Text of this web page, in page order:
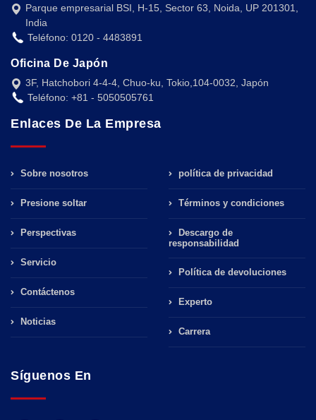
Parque empresarial BSI, H-15, Sector 63, Noida, UP 201301,
India
Teléfono: 0120 - 4483891
Oficina De Japón
3F, Hatchobori 4-4-4, Chuo-ku, Tokio,104-0032, Japón
Teléfono: +81 - 5050505761
Enlaces De La Empresa
Sobre nosotros
Presione soltar
Perspectivas
Servicio
Contáctenos
Noticias
política de privacidad
Términos y condiciones
Descargo de
responsabilidad
Política de devoluciones
Experto
Carrera
Síguenos En